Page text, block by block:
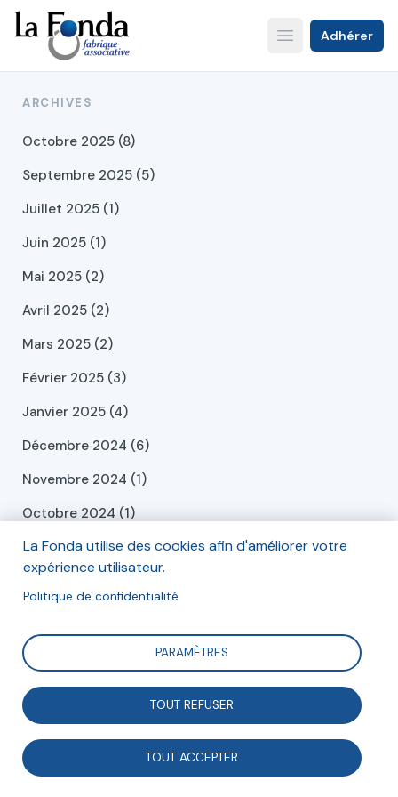
Aller
au
contenu
principal
Open main menu
Adhérer
ARCHIVES
Octobre 2025 (8)
Septembre 2025 (5)
Juillet 2025 (1)
Juin 2025 (1)
Mai 2025 (2)
Avril 2025 (2)
Mars 2025 (2)
Février 2025 (3)
Janvier 2025 (4)
Décembre 2024 (6)
Novembre 2024 (1)
Octobre 2024 (1)
Septembre 2024 (2)
Mai 2024 (2)
Avril 2024 (3)
Mars 2024 (1)
Février 2024 (1)
La Fonda utilise des cookies afin d'améliorer votre
expérience utilisateur.
Politique de confidentialité
PARAMÈTRES
TOUT REFUSER
TOUT ACCEPTER